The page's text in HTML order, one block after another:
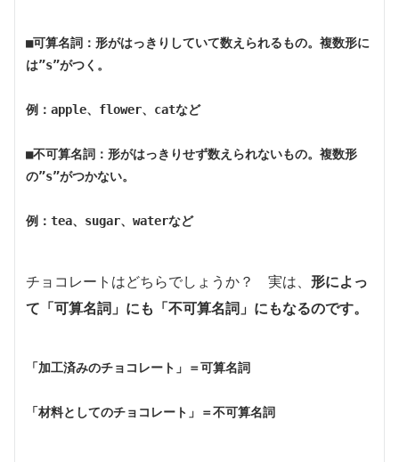
■可算名詞：形がはっきりしていて数えられるもの。複数形に
は”s”がつく。
例：apple、flower、catなど
■不可算名詞：形がはっきりせず数えられないもの。複数形
の”s”がつかない。
例：tea、sugar、waterなど
チョコレートはどちらでしょうか？ 実は、 形によっ
て「可算名詞」にも「不可算名詞」にもなるのです。
「加工済みのチョコレート」＝可算名詞